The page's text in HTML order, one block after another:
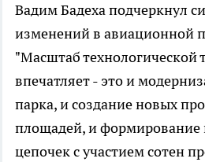
Вадим Бадеха подчеркнул
изменений в авиационной
"Масштаб технологической
впечатляет - это и
парка, и создание новых
площадей, и формирование
цепочек с участием сотен